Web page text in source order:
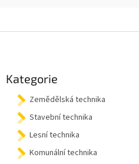
Kategorie
Zemědělská technika
Stavební technika
Lesní technika
Komunální technika